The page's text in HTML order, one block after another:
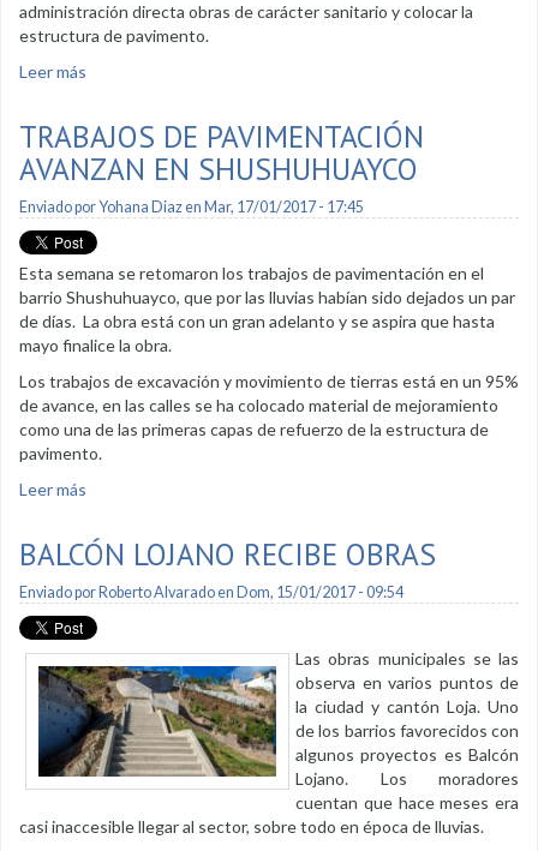
administración directa obras de carácter sanitario y colocar la
estructura de pavimento.
Leer más
TRABAJOS DE PAVIMENTACIÓN
AVANZAN EN SHUSHUHUAYCO
Enviado porYohana Diazen Mar, 17/01/2017 - 17:45
Esta semana se retomaron los trabajos de pavimentación en el
barrio Shushuhuayco, que por las lluvias habían sido dejados un par
de días. La obra está con un gran adelanto y se aspira que hasta
mayo finalice la obra.
Los trabajos de excavación y movimiento de tierras está en un 95%
de avance, en las calles se ha colocado material de mejoramiento
como una de las primeras capas de refuerzo de la estructura de
pavimento.
Leer más
BALCÓN LOJANO RECIBE OBRAS
Enviado por Roberto Alvaradoen Dom, 15/01/2017 - 09:54
Las obras municipales se las
observa en varios puntos de
la ciudad y cantón Loja. Uno
de los barrios favorecidos con
algunos proyectos es Balcón
Lojano. Los moradores
cuentan que hace meses era
casi inaccesible llegar al sector, sobre todo en época de lluvias.